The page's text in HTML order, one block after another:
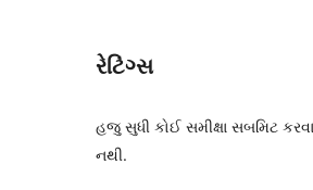
રેટિંગ્સ
હજુ સુધી કોઈ સમીક્ષા સબમિટ
નથી.